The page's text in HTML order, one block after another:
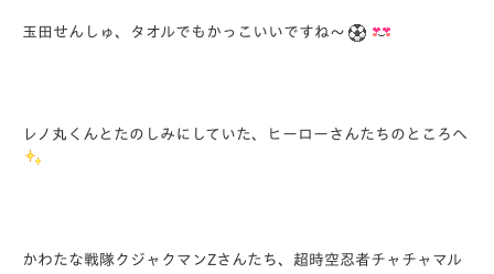
玉田せんしゅ、タオルでもかっこいいですね～
レノ丸くんとたのしみにしていた、ヒーローさんたちのところへ
かわたな戦隊クジャクマンZさんたち、超時空忍者チャチャマル